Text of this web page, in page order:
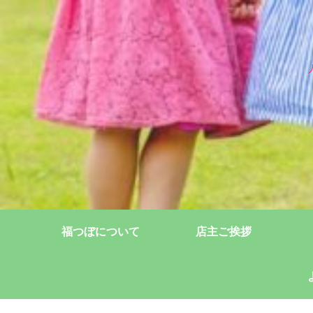
福つぼについて 店主ご挨拶